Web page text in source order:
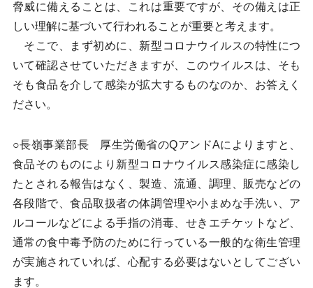
脅威に備えることは、これは重要ですが、その備えは正
しい理解に基づいて行われることが重要と考えます。
そこで、まず初めに、新型コロナウイルスの特性につ
いて確認させていただきますが、このウイルスは、そも
そも食品を介して感染が拡大するものなのか、お答えく
ださい。
○長嶺事業部長 厚生労働省のQアンドAによりますと、
食品そのものにより新型コロナウイルス感染症に感染し
たとされる報告はなく、製造、流通、調理、販売などの
各段階で、食品取扱者の体調管理や小まめな手洗い、ア
ルコールなどによる手指の消毒、せきエチケットなど、
通常の食中毒予防のために行っている一般的な衛生管理
が実施されていれば、心配する必要はないとしてござい
ます。